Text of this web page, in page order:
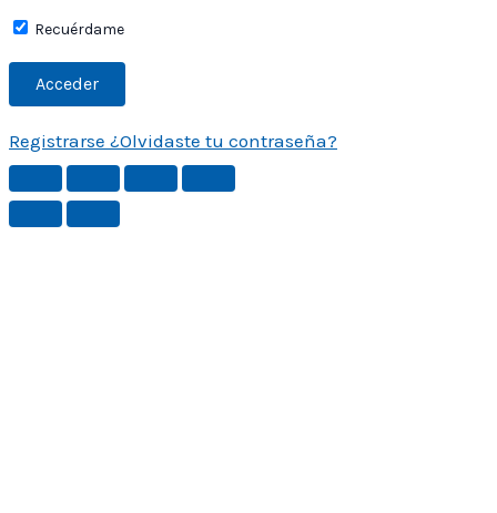
Recuérdame
Registrarse ¿Olvidaste tu contraseña?